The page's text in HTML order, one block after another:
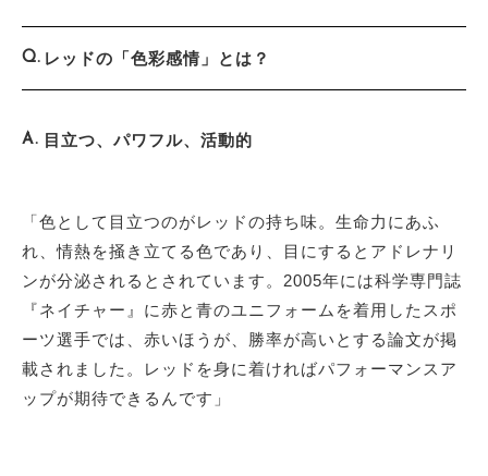
レッドの「色彩感情」とは？
目立つ、パワフル、活動的
「色として目立つのがレッドの持ち味。生命力にあふ
れ、情熱を掻き立てる色であり、目にするとアドレナリ
ンが分泌されるとされています。2005年には科学専門誌
『ネイチャー』に赤と青のユニフォームを着用したスポ
ーツ選手では、赤いほうが、勝率が高いとする論文が掲
載されました。レッドを身に着ければパフォーマンスア
ップが期待できるんです」